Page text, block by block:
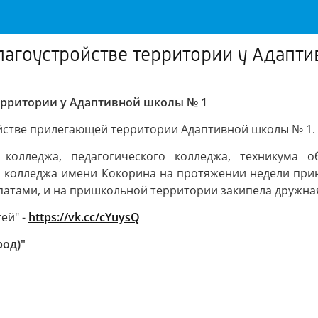
территории у
у Адаптивной школы № 1
прилегающей территории Адаптивной школы № 1.
педагогического колледжа, техникума
имени Кокорина на протяжении недели
и на пришкольной территории закипела
- https://vk.cc/cYuysQ